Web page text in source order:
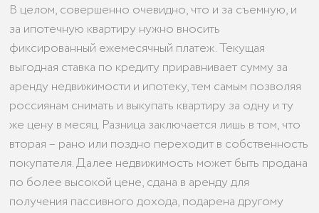
В целом, совершенно очевидно, что и за съемную, и
за ипотечную квартиру нужно вносить
фиксированный ежемесячный платеж. Текущая
выгодная ставка по кредиту приравнивает сумму за
аренду недвижимости и ипотеку, тем самым позволяя
россиянам снимать и выкупать квартиру за одну и ту
же цену в месяц. Разница заключается лишь в том, что
вторая – рано или поздно переходит в собственность
покупателя. Далее недвижимость может быть продана
по более высокой цене, сдана в аренду для
получения пассивного дохода, подарена другому